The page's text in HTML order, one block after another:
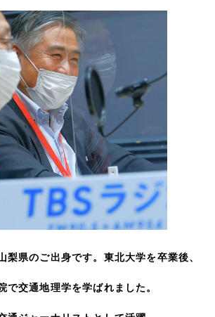
梨県のご出身です。東北大学を卒業後、
で交通地理学を学ばれました。